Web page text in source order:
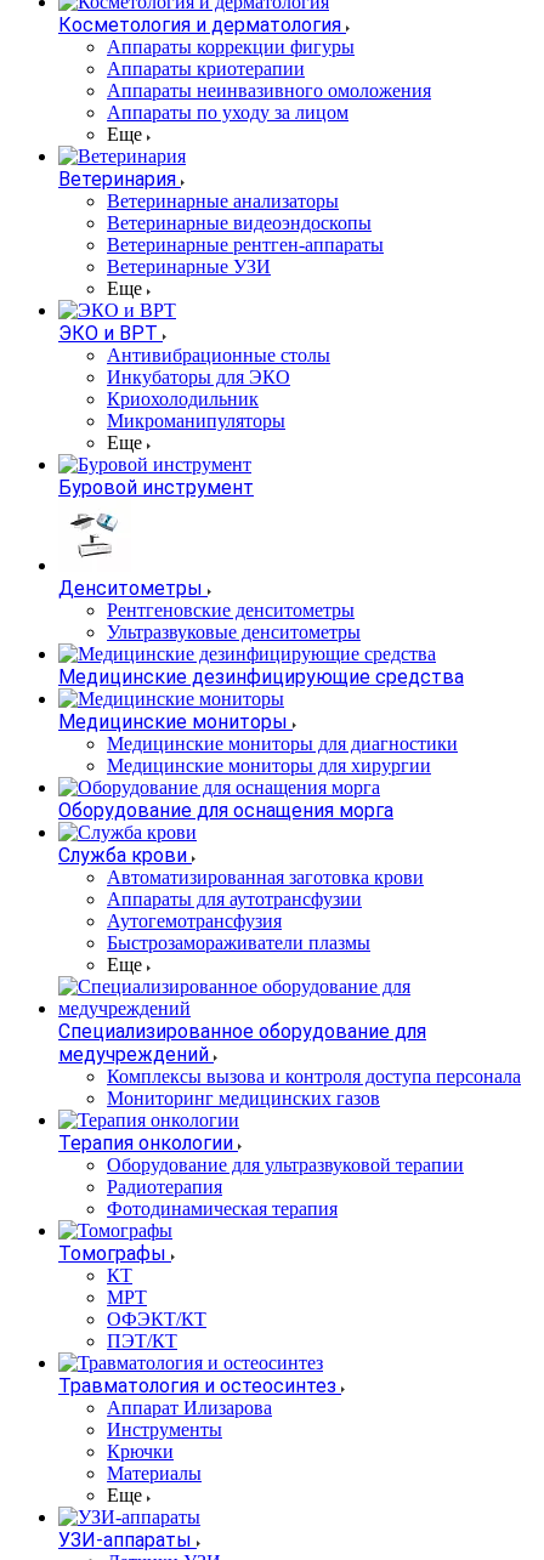
Косметология и дерматология
Аппараты коррекции фигуры
Аппараты криотерапии
Аппараты неинвазивного омоложения
Аппараты по уходу за лицом
Еще
Ветеринария
Ветеринарные анализаторы
Ветеринарные видеоэндоскопы
Ветеринарные рентген-аппараты
Ветеринарные УЗИ
Еще
ЭКО и ВРТ
Антивибрационные столы
Инкубаторы для ЭКО
Криохолодильник
Микроманипуляторы
Еще
Буровой инструмент
Денситометры
Рентгеновские денситометры
Ультразвуковые денситометры
Медицинские дезинфицирующие средства
Медицинские мониторы
Медицинские мониторы для диагностики
Медицинские мониторы для хирургии
Оборудование для оснащения морга
Служба крови
Автоматизированная заготовка крови
Аппараты для аутотрансфузии
Аутогемотрансфузия
Быстрозамораживатели плазмы
Еще
Специализированное оборудование для
медучреждений
Комплексы вызова и контроля доступа персонала
Мониторинг медицинских газов
Терапия онкологии
Оборудование для ультразвуковой терапии
Радиотерапия
Фотодинамическая терапия
Томографы
КТ
МРТ
ОФЭКТ/КТ
ПЭТ/КТ
Травматология и остеосинтез
Аппарат Илизарова
Инструменты
Крючки
Материалы
Еще
УЗИ-аппараты